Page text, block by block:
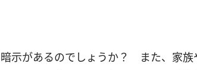
示があるのでしょうか？ また、家族